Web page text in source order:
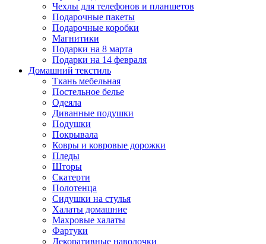
Чехлы для телефонов и планшетов
Подарочные пакеты
Подарочные коробки
Магнитики
Подарки на 8 марта
Подарки на 14 февраля
Домашний текстиль
Ткань мебельная
Постельное белье
Одеяла
Диванные подушки
Подушки
Покрывала
Ковры и ковровые дорожки
Пледы
Шторы
Скатерти
Полотенца
Сидушки на стулья
Халаты домашние
Махровые халаты
Фартуки
Декоративные наволочки